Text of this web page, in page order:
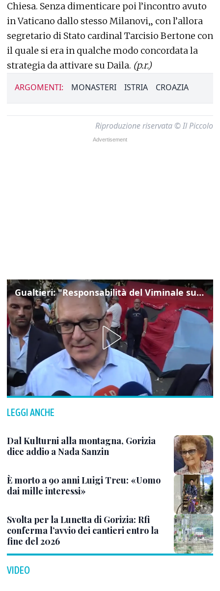
Chiesa. Senza dimenticare poi l’incontro avuto
in Vaticano dallo stesso Milanovi„ con l’allora
segretario di Stato cardinal Tarcisio Bertone con
il quale si era in qualche modo concordata la
strategia da attivare su Daila. (p.r.)
ARGOMENTI: MONASTERI ISTRIA CROAZIA
Riproduzione riservata © Il Piccolo
Gualtieri: "Responsabilità del Viminale su Spin Time? La posizione dei partiti è nota"
LEGGI ANCHE
Dal Kulturni alla montagna, Gorizia
dice addio a Nada Sanzin
È morto a 90 anni Luigi Treu: «Uomo
dai mille interessi»
Svolta per la Lunetta di Gorizia: Rfi
conferma l’avvio dei cantieri entro la
fine del 2026
VIDEO